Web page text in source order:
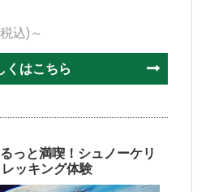
込)～
くはこちら
っと満喫！シュノーケリ
ッキング体験